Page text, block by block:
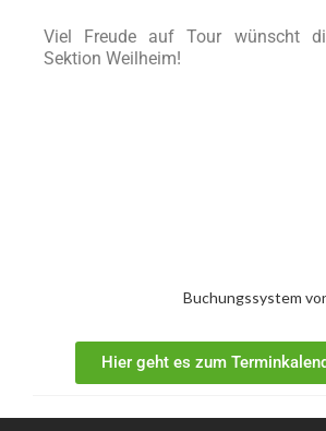
Viel Freude auf Tour wünscht
Sektion Weilheim!
Buchungssystem
Hier geht es zum